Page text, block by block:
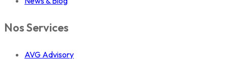
Nos Services
AVG Advisory